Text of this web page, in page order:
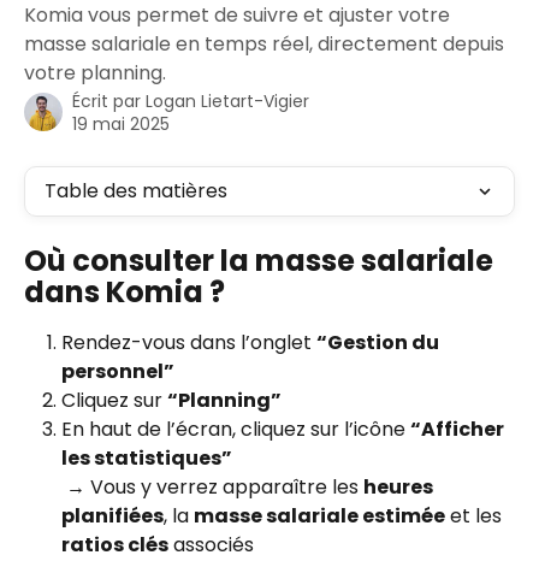
Komia vous permet de suivre et ajuster votre
masse salariale en temps réel, directement depuis
votre planning.
Écrit par Logan Lietart-Vigier
19 mai 2025
Table des matières
Où consulter la masse salariale
dans Komia ?
Rendez-vous dans l’onglet “Gestion du
personnel”
Cliquez sur “Planning”
En haut de l’écran, cliquez sur l’icône “Afficher
les statistiques”
→ Vous y verrez apparaître les heures
planifiées, la masse salariale estimée et les
ratios clés associés